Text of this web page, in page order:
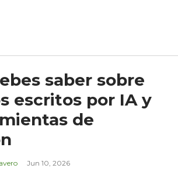
saber sobre
escritos por IA y
de
Jun 10, 2026